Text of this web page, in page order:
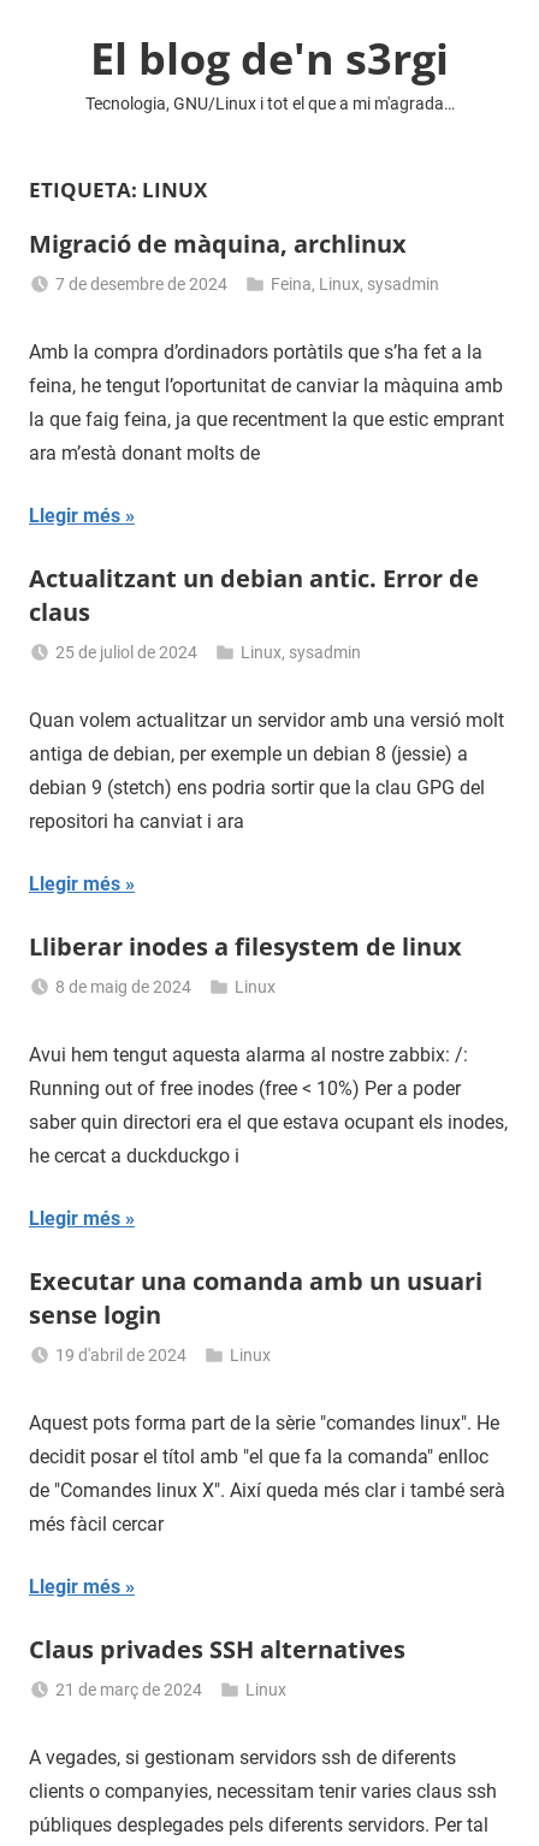
El blog de'n s3rgi
Tecnologia, GNU/Linux i tot el que a mi m'agrada…
ETIQUETA: LINUX
Migració de màquina, archlinux
7 de desembre de 2024
Feina, Linux, sysadmin
Amb la compra d’ordinadors portàtils que s’ha fet a la
feina, he tengut l’oportunitat de canviar la màquina amb
la que faig feina, ja que recentment la que estic emprant
ara m’està donant molts de
Llegir més
Actualitzant un debian antic. Error de
claus
25 de juliol de 2024
Linux, sysadmin
Quan volem actualitzar un servidor amb una versió molt
antiga de debian, per exemple un debian 8 (jessie) a
debian 9 (stetch) ens podria sortir que la clau GPG del
repositori ha canviat i ara
Llegir més
Lliberar inodes a filesystem de linux
8 de maig de 2024
Navas
Linux
Avui hem tengut aquesta alarma al nostre zabbix: /:
Running out of free inodes (free < 10%) Per a poder
saber quin directori era el que estava ocupant els inodes,
he cercat a duckduckgo i
Llegir més
Executar una comanda amb un usuari
sense login
19 d'abril de 2024
Navas
Linux
Aquest pots forma part de la sèrie "comandes linux". He
decidit posar el títol amb "el que fa la comanda" enlloc
de "Comandes linux X". Així queda més clar i també serà
més fàcil cercar
Llegir més
Claus privades SSH alternatives
21 de març de 2024
Linux
A vegades, si gestionam servidors ssh de diferents
clients o companyies, necessitam tenir varies claus ssh
públiques desplegades pels diferents servidors. Per tal